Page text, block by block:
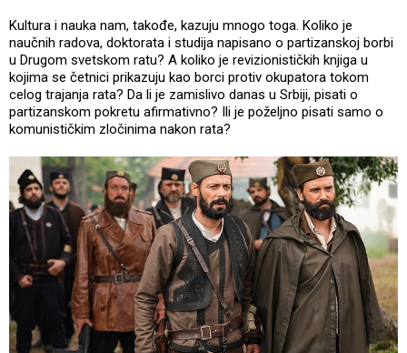
Kultura i nauka nam, takođe, kazuju mnogo toga. Koliko je
naučnih radova, doktorata i studija napisano o partizanskoj borbi
u Drugom svetskom ratu? A koliko je revizionističkih knjiga u
kojima se četnici prikazuju kao borci protiv okupatora tokom
celog trajanja rata? Da li je zamislivo danas u Srbiji, pisati o
partizanskom pokretu afirmativno? Ili je poželjno pisati samo o
komunističkim zločinima nakon rata?